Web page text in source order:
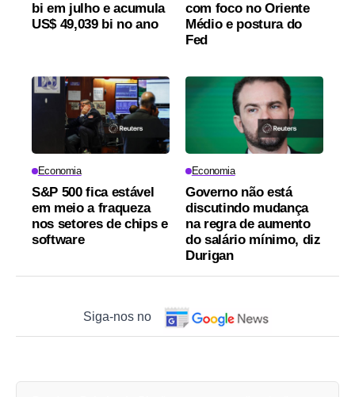
bi em julho e acumula
US$ 49,039 bi no ano
com foco no Oriente
Médio e postura do
Fed
Economia
S&P 500 fica estável
em meio a fraqueza
nos setores de chips e
software
Economia
Governo não está
discutindo mudança
na regra de aumento
do salário mínimo, diz
Durigan
Siga-nos no